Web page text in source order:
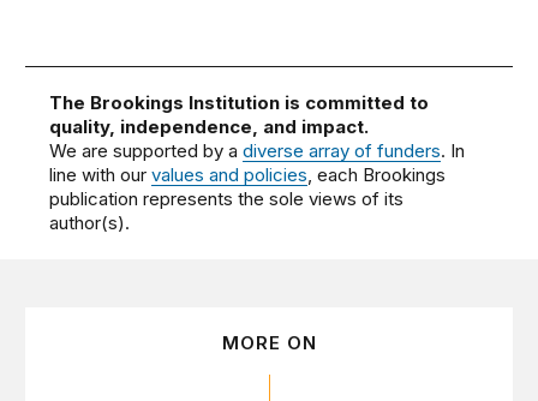
The Brookings Institution is committed to
quality, independence, and impact.
We are supported by adiverse array of funders. In
line with ourvalues and policies, each Brookings
publication represents the sole views of its
author(s).
MORE ON